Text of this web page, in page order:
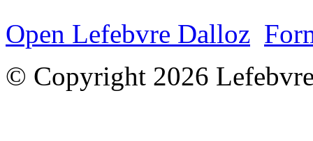
Open Lefebvre Dalloz
© Copyright 2026